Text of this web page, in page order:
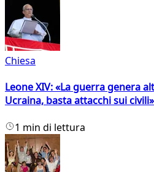
Chiesa
Leone XIV: «La guerra genera
Ucraina, basta attacchi sui civili»
1 min di lettura